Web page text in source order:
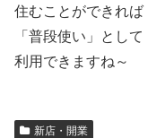
住むことができれば
「普段使い」として
利用できますね～
新店・開業